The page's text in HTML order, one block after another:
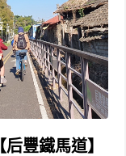
豐鐵馬道】